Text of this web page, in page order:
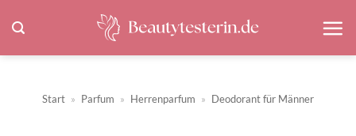
Inhalt
springen
Start » Parfum » Herrenparfum » Deodorant für Männer